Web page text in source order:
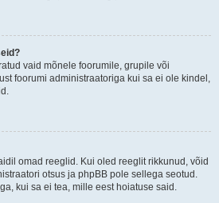
vaid mõnele foorumile, grupile või
foorumi administraatoriga kui sa ei ole kindel,
omad reeglid. Kui oled reeglit rikkunud, võid
otsus ja phpBB pole sellega seotud.
kui sa ei tea, mille eest hoiatuse said.